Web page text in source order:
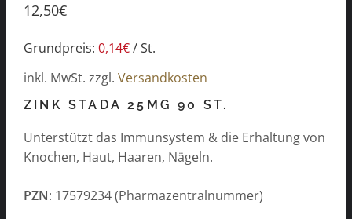
12,50€
Grundpreis: 0,14€/St.
inkl. MwSt. zzgl. Versandkosten
ZINK STADA 25MG 90 ST.
Unterstützt das Immunsystem & die Erhaltung von
Knochen, Haut, Haaren, Nägeln.
PZN: 17579234 (Pharmazentralnummer)